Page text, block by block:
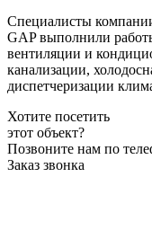
Специалисты
GAP выполнили
вентиляции и
канализации,
диспетчеризации
Хотите посетить
этот объект?
Позвоните нам по
Заказ звонка